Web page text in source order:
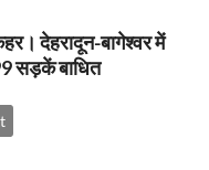
देहरादून-बागेश्वर में
सड़कें बाधित